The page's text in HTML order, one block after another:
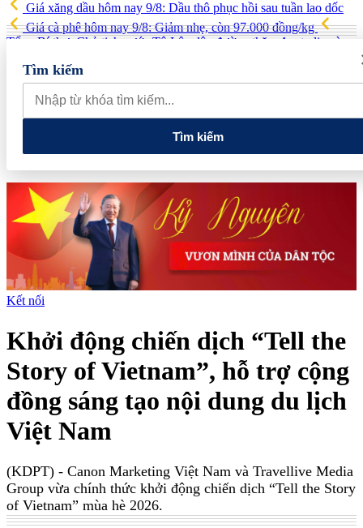
Giá xăng dầu hôm nay 9/8: Dầu thô phục hồi sau tuần lao dốc
Giá cà phê hôm nay 9/8: Giảm nhẹ, còn 97.000 đồng/kg
Tổng Bí thư, Chủ tịch nước Tô Lâm lên đường thăm Australia và
New Zealand
quan đến lĩnh vực tài chính, ngân hàng
Xử lý đến cùng các
vướng mắc, không đẩy doanh nghiệp đi vòng
Tìm kiếm
Tìm kiếm
Kết nối
Khởi động chiến dịch “Tell the
Story of Vietnam”, hỗ trợ cộng
đồng sáng tạo nội dung du lịch
Việt Nam
(KDPT) - Canon Marketing Việt Nam và Travellive Media
Group vừa chính thức khởi động chiến dịch “Tell the Story
of Vietnam” mùa hè 2026.